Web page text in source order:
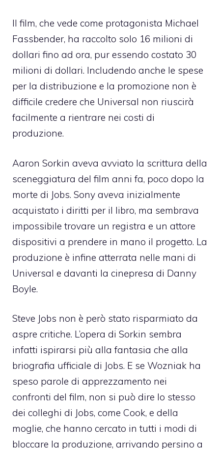
Il film, che vede come protagonista Michael
Fassbender, ha raccolto solo 16 milioni di
dollari fino ad ora, pur essendo costato 30
milioni di dollari. Includendo anche le spese
per la distribuzione e la promozione non è
difficile credere che Universal non riuscirà
facilmente a rientrare nei costi di
produzione.
Aaron Sorkin aveva avviato la scrittura della
sceneggiatura del film anni fa, poco dopo la
morte di Jobs. Sony aveva inizialmente
acquistato i diritti per il libro, ma sembrava
impossibile trovare un registra e un attore
dispositivi a prendere in mano il progetto. La
produzione è infine atterrata nelle mani di
Universal e davanti la cinepresa di Danny
Boyle.
Steve Jobs non è però stato risparmiato da
aspre critiche. L’opera di Sorkin sembra
infatti ispirarsi più alla fantasia che alla
briografia ufficiale di Jobs. E se Wozniak ha
speso parole di apprezzamento nei
confronti del film, non si può dire lo stesso
dei colleghi di Jobs, come Cook, e della
moglie, che hanno cercato in tutti i modi di
bloccare la produzione, arrivando persino a